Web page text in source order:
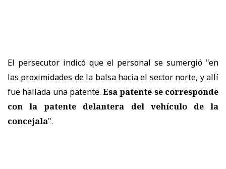
El persecutor indicó que el personal se sumergió "en
las proximidades de la balsa hacia el sector norte, y allí
fue hallada una patente.Esa patente se corresponde
con la patente delantera del vehículo de la
concejala".